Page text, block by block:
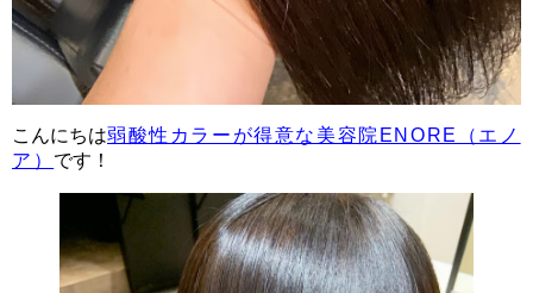
こんにちは弱酸性カラーが得意な美容院ENORE（エノ
ア） です！